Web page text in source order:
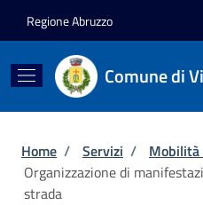
Regione Abruzzo
Comune di
Briciole di
Home / Servizi /
Organizzazione di
strada